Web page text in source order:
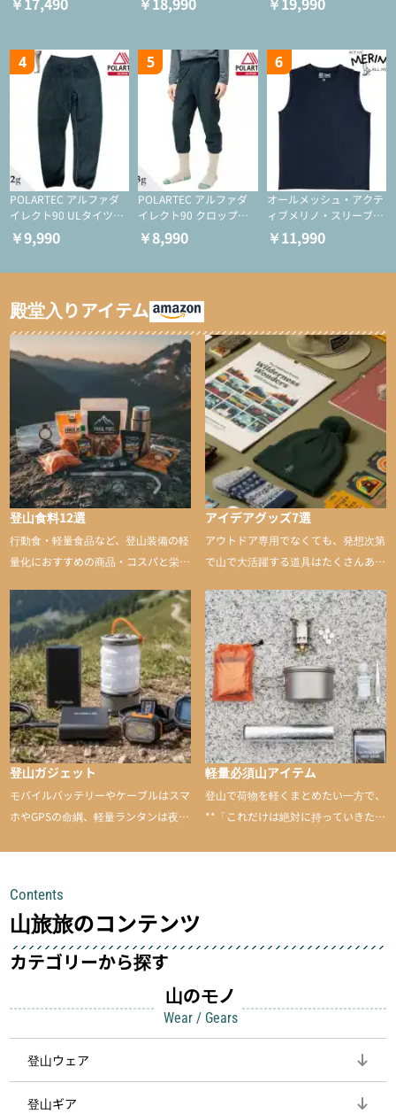
ー/化繊ジャケット）
ーション/ミドルレイヤ
ション/ミドルレイヤー/
4
POLARTEC アルファダ
イレクト90 ULタイツ
（アクティブインサレー
ション/テント泊用パジ
￥9,990
5
POLARTEC アルファダ
イレクト90 クロップド
ULタイツ（アクティブ
インサレーション/テン
￥8,990
6
オールメッシュ・アクテ
ィブメリノ・スリーブレ
ス
￥11,990
殿堂入りアイテム
登山食料12選
行動食・軽量食品など、登山装備の軽
量化におすすめの商品・コスパと栄養
アイデアグッズ7選
アウトドア専用でなくても、発想次第
で山で大活躍する道具はたくさんあり
山に持ち込むと快適性や安心感をグッ
と引き上げてくれる――そんな意外性
のあるアイテムを紹介
登山ガジェット
モバイルバッテリーやケーブルはスマ
ホやGPSの命綱、軽量ランタンは夜間
して安全にしてくれます
軽量必須山アイテム
登山で荷物を軽くまとめたい一方で、
**「これだけは絶対に持っていきた
Contents
山旅旅のコンテンツ
カテゴリーから探す
山のモノ
Wear / Gears
登山ウェア
登山ギア